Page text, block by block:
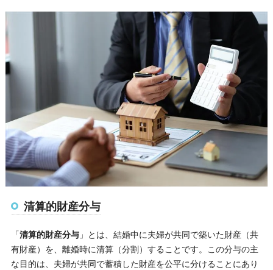
清算的財産分与
「清算的財産分与」とは、結婚中に夫婦が共同で築いた財産（共
有財産）を、離婚時に清算（分割）することです。この分与の主
な目的は、夫婦が共同で蓄積した財産を公平に分けることにあり